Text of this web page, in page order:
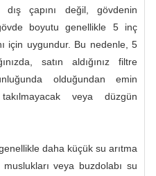
çapını değil, gövdenin
boyutu genellikle 5 inç
için uygundur. Bu nedenle, 5
satın aldığınız filtre
olduğundan emin
veya düzgün
daha küçük su arıtma
veya buzdolabı su